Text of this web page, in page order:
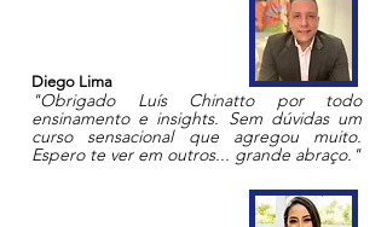
Diego Lima
"Obrigado Luís Chinatto por todo
ensinamento e insights. Sem dúvidas um
curso sensacional que agregou muito.
Espero te ver em outros... grande abraço."